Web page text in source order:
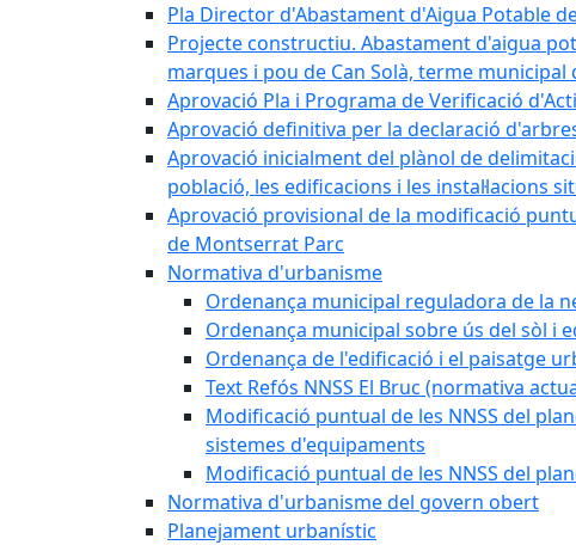
Pla Director d'Abastament d'Aigua Potable
Projecte constructiu. Abastament d'aigua
marques i pou de Can Solà, terme municipal
Aprovació Pla i Programa de Verificació
Aprovació definitiva per la declaració
Aprovació inicialment del plànol de
població, les edificacions i les instal·lacions
Aprovació provisional de la modificació
de Montserrat Parc
Normativa d'urbanisme
Ordenança municipal reguladora de la
Ordenança municipal sobre ús del sòl i
Ordenança de l'edificació i el paisatge
Text Refós NNSS El Bruc (normativa
Modificació puntual de les NNSS del
sistemes d'equipaments
Modificació puntual de les NNSS del
Normativa d'urbanisme del govern obert
Planejament urbanístic